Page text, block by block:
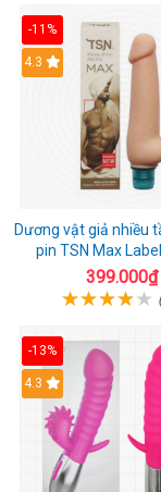
-11%
4.3
Dương vật giả nhiều
pin TSN Max
399.000₫
-13%
4.3